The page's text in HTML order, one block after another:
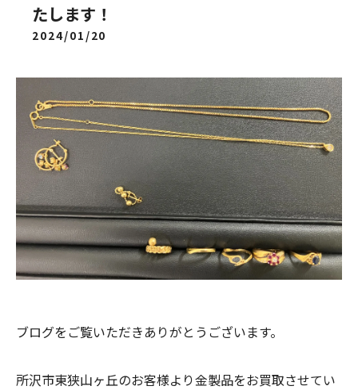
たします！
2024/01/20
ブログをご覧いただきありがとうございます。
所沢市東狭山ヶ丘のお客様より金製品をお買取させてい